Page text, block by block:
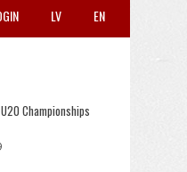
EN
LV
Championships